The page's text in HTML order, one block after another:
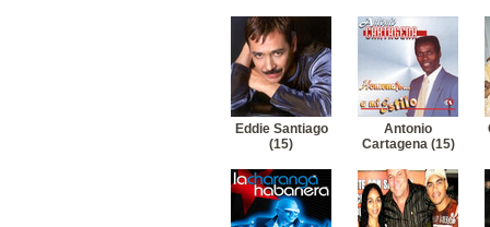
Eddie Santiago
(15)
Antonio
Cartagena (15)